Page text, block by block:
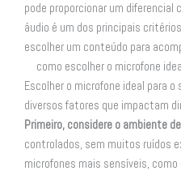
pode proporcionar um diferencial
áudio é um dos principais
escolher um conteúdo para
como escolher o microfone
Escolher o microfone ideal para
diversos fatores que impactam
Primeiro, considere o ambiente
controlados, sem muitos ruídos
microfones mais sensíveis,